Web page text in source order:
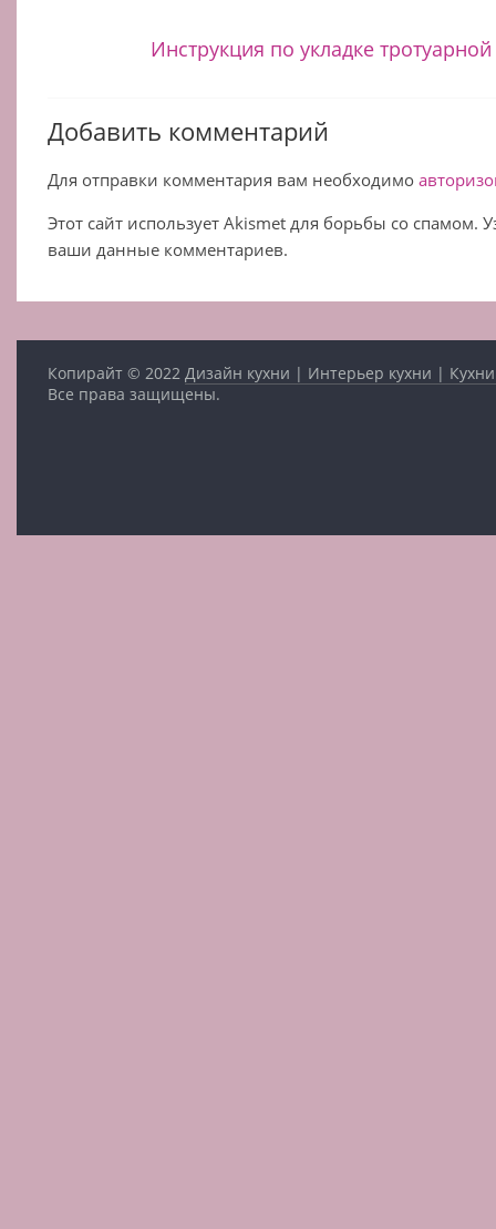
Инструкция по укладке
Добавить комментарий
Для отправки комментария вам необходимо
Этот сайт использует Akismet для борьбы со спамом.
ваши данные комментариев.
Копирайт © 2022Дизайн кухни | Интерьер кухни |
Все права защищены.